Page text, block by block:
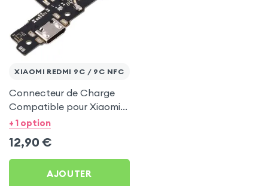
XIAOMI REDMI 9C / 9C NFC
Connecteur de Charge
Compatible pour Xiaomi
Redmi 9C / 9C NFC
+ 1 option
12,90 €
AJOUTER